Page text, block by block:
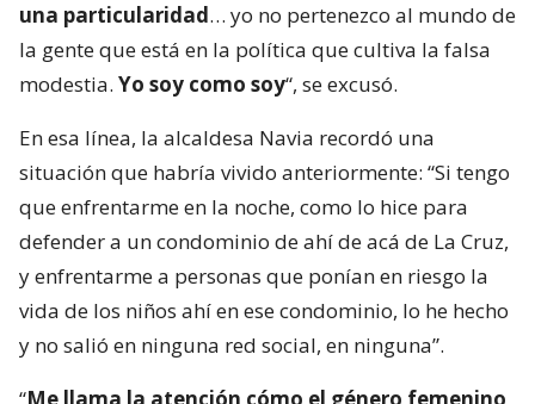
una particularidad… yo no pertenezco al mundo de
la gente que está en la política que cultiva la falsa
modestia. Yo soy como soy“, se excusó.
En esa línea, la alcaldesa Navia recordó una
situación que habría vivido anteriormente: “Si tengo
que enfrentarme en la noche, como lo hice para
defender a un condominio de ahí de acá de La Cruz,
y enfrentarme a personas que ponían en riesgo la
vida de los niños ahí en ese condominio, lo he hecho
y no salió en ninguna red social, en ninguna”.